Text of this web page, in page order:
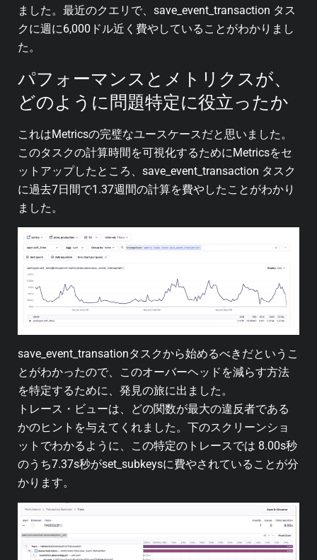
ました。最近のクエリで、save_event_transaction タス
クに週に6,000ドル近く費やしていることがわかりまし
た。
パフォーマンスとメトリクスが、
どのように問題特定に役立ったか
これはMetricsの完璧なユースケースだと思いました。
このタスクの計算時間を可視化するためにMetricsをセ
ットアップしたところ、save_event_transaction タスク
に過去7日間で1.37週間の計算を費やしたことがわかり
ました。
save_event_transationタスクから始めるべきだというこ
とがわかったので、このオーバーヘッドを減らす方法
を特定するために、発見の旅に出ました。
トレース・ビューは、どの関数が最大の違反者である
かのヒントを与えてくれました。下のスクリーンショ
ットでわかるように、この特定のトレースでは 8.00s秒
のうち7.37s秒がset_subkeysに費やされていることが分
かります。